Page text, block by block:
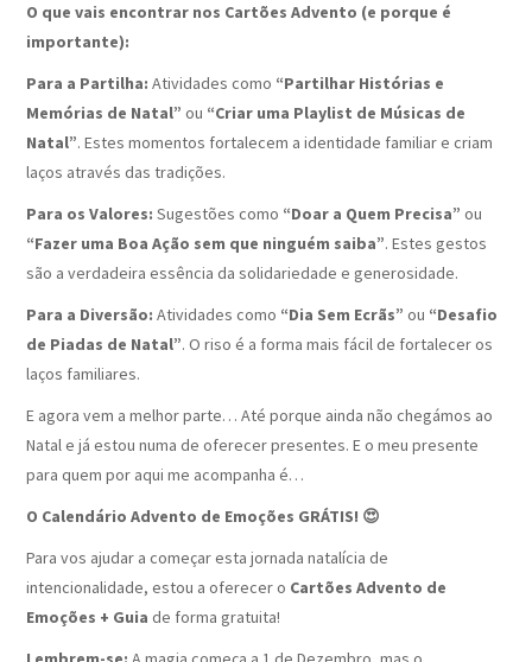
O que vais encontrar nos Cartões Advento (e porque é
importante):
Para a Partilha: Atividades como “Partilhar Histórias e
Memórias de Natal” ou “Criar uma Playlist de Músicas de
Natal”. Estes momentos fortalecem a identidade familiar e criam
laços através das tradições.
Para os Valores: Sugestões como “Doar a Quem Precisa” ou
“Fazer uma Boa Ação sem que ninguém saiba”. Estes gestos
são a verdadeira essência da solidariedade e generosidade.
Para a Diversão: Atividades como “Dia Sem Ecrãs” ou “Desafio
de Piadas de Natal”. O riso é a forma mais fácil de fortalecer os
laços familiares.
E agora vem a melhor parte… Até porque ainda não chegámos ao
Natal e já estou numa de oferecer presentes. E o meu presente
para quem por aqui me acompanha é…
O Calendário Advento de Emoções GRÁTIS! 😍
Para vos ajudar a começar esta jornada natalícia de
intencionalidade, estou a oferecer o Cartões Advento de
Emoções + Guia de forma gratuita!